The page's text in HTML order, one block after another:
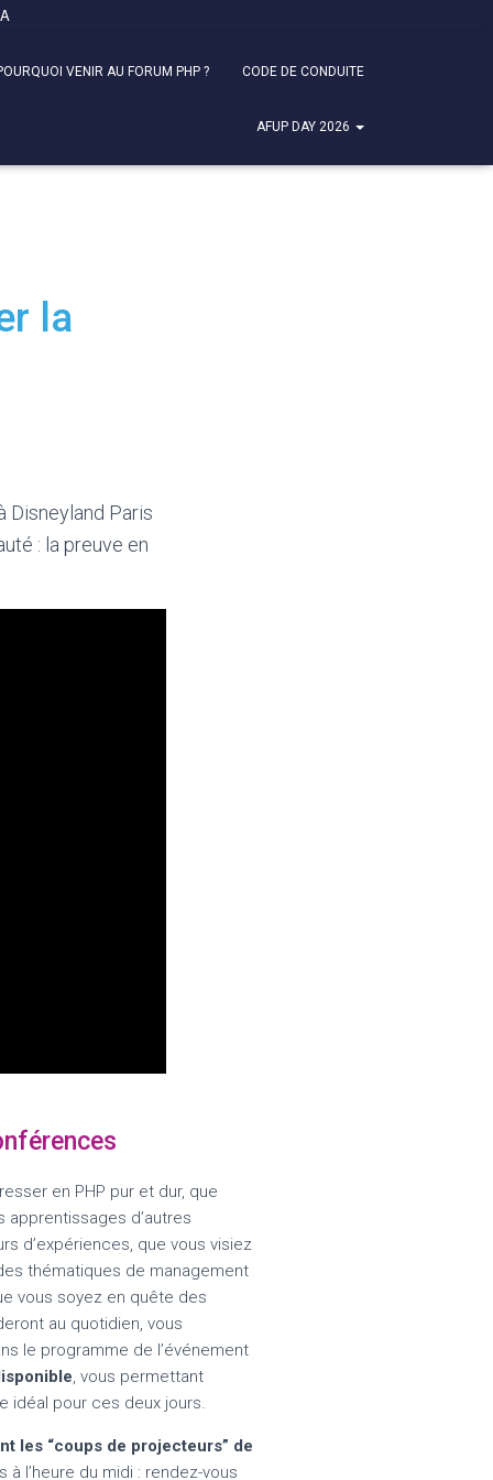
VENIR AU FORUM PHP ? CODE DE CONDUITE
AFUP DAY 2026
la
Disneyland Paris
: la preuve en
en PHP pur et dur, que
d’autres
d’expériences, que vous visiez
thématiques de management
vous soyez en quête des
au quotidien, vous
le programme de l’événement
, vous permettant
idéal pour ces deux jours.
les “coups de projecteurs” de
à l’heure du midi : rendez-vous